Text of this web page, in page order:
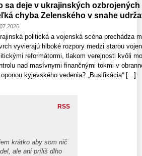
sa deje v ukrajinských
chyba Zelenského v snahe
politická a vojenská scéna prechádza
vyvierajú hlboké rozpory medzi starou
reformátormi, tlakom verejnosti kvôli
nad masívnymi finančnými tokmi v
kyjevského vedenia? „Busifikácia“ [...]
RSS
krátko aby som nič
ale ani príliš dlho